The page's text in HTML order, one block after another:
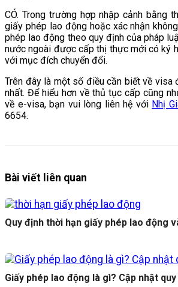
CÓ. Trong trường hợp nhập cảnh bằng
giấy phép lao động hoặc xác nhận
phép lao động theo quy định của pháp
nước ngoài được cấp thị thực mới có ký
với mục đích chuyển đổi.
Trên đây là một số điều cần biết về visa
nhất. Để hiểu hơn về thủ tục cấp cũng
về e-visa, bạn vui lòng liên hệ với Nhị
6654.
Bài viết liên quan
Quy định thời hạn giấy phép lao động
Giấy phép lao động là gì? Cập nhật